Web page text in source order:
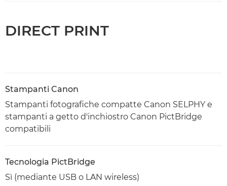
DIRECT PRINT
Stampanti Canon
Stampanti fotografiche compatte Canon SELPHY e
stampanti a getto d'inchiostro Canon PictBridge
compatibili
Tecnologia PictBridge
Sì (mediante USB o LAN wireless)